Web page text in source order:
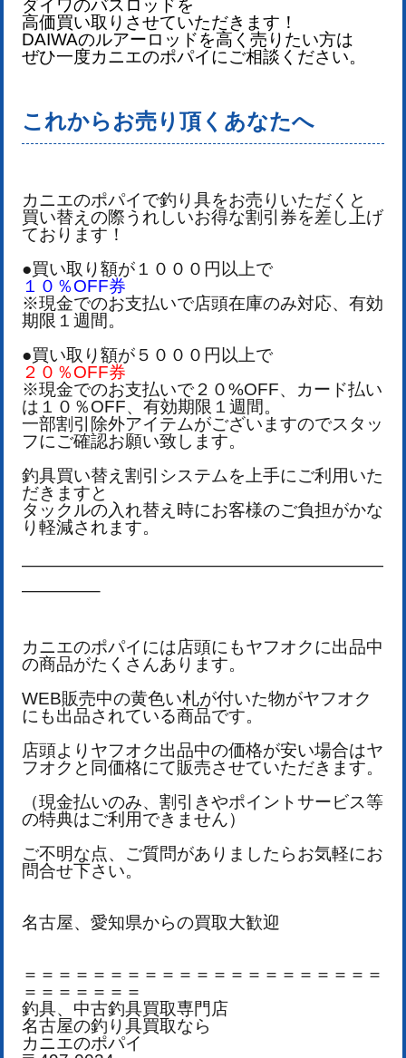
ダイワのバスロッドを
高価買い取りさせていただきます！
DAIWAのルアーロッドを高く売りたい方は
ぜひ一度カニエのポパイにご相談ください。
これからお売り頂くあなたへ
カニエのポパイで釣り具をお売りいただくと
買い替えの際うれしいお得な割引券を差し上げ
ております！
●買い取り額が１０００円以上で
１０％OFF券
※現金でのお支払いで店頭在庫のみ対応、有効
期限１週間。
●買い取り額が５０００円以上で
２０％OFF券
※現金でのお支払いで２０%OFF、カード払い
は１０％OFF、有効期限１週間。
一部割引除外アイテムがございますのでスタッ
フにご確認お願い致します。
釣具買い替え割引システムを上手にご利用いた
だきますと
タックルの入れ替え時にお客様のご負担がかな
り軽減されます。
—————————————————————
————–
カニエのポパイには店頭にもヤフオクに出品中
の商品がたくさんあります。
WEB販売中の黄色い札が付いた物がヤフオク
にも出品されている商品です。
店頭よりヤフオク出品中の価格が安い場合はヤ
フオクと同価格にて販売させていただきます。
（現金払いのみ、割引きやポイントサービス等
の特典はご利用できません）
ご不明な点、ご質問がありましたらお気軽にお
問合せ下さい。
名古屋、愛知県からの買取大歓迎
＝＝＝＝＝＝＝＝＝＝＝＝＝＝＝＝＝＝＝＝＝
＝＝＝＝＝＝＝
釣具、中古釣具買取専門店
名古屋の釣り具買取なら
カニエのポパイ